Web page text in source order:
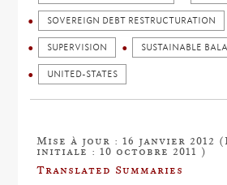
SOVEREIGN DEBT RESTRUCTURATION
SUPERVISION SUSTAINABLE
UNITED-STATES
Mise à jour : 16 janvier 2012
initiale : 10 octobre 2011 )
Translated Summaries